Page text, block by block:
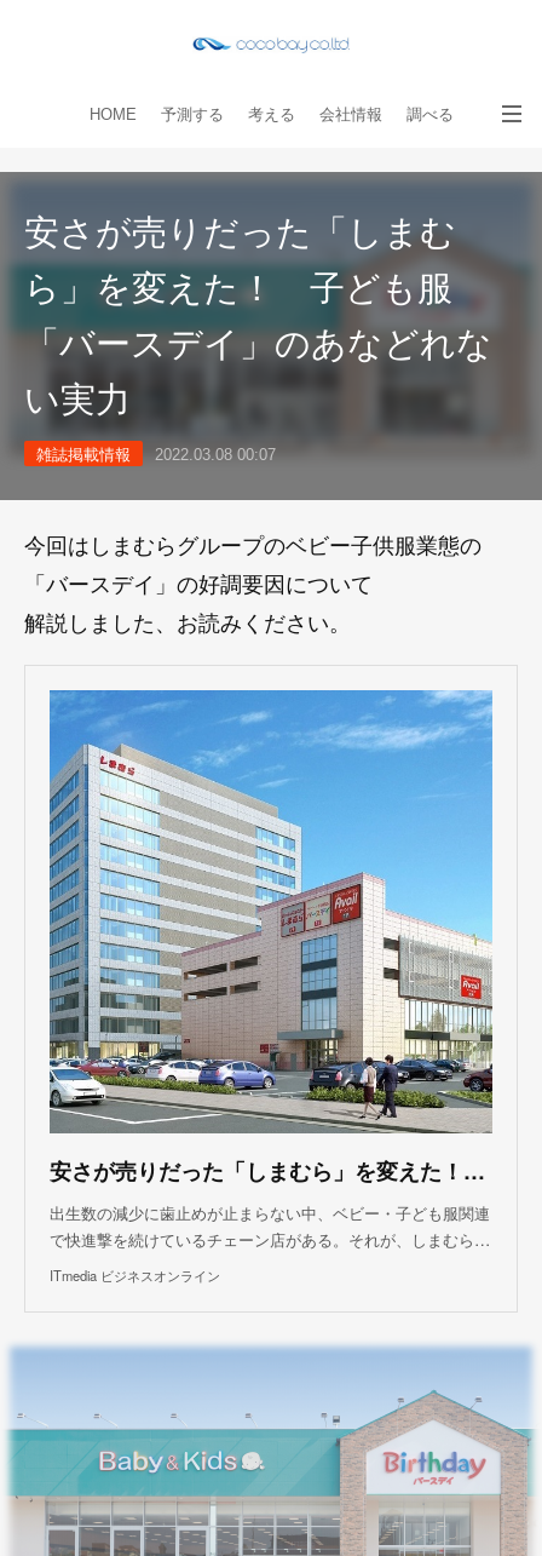
HOME 予測する 考える 会社情報 調べる
安さが売りだった「しまむ
ら」を変えた！ 子ども服
「バースデイ」のあなどれな
い実力
雑誌掲載情報 2022.03.08 00:07
今回はしまむらグループのベビー子供服業態の
「バースデイ」の好調要因について
解説しました、お読みください。
安さが売りだった「しまむら」を変えた！ 子ども服「バースデイ」のあなどれない実力
出生数の減少に歯止めが止まらない中、ベビー・子ども服関連
で快進撃を続けているチェーン店がある。それが、しまむら…
ITmedia ビジネスオンライン